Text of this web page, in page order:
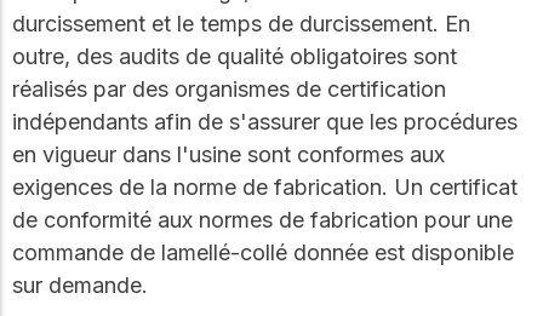
durcissement et le temps de durcissement. En
outre, des audits de qualité obligatoires sont
réalisés par des organismes de certification
indépendants afin de s'assurer que les procédures
en vigueur dans l'usine sont conformes aux
exigences de la norme de fabrication. Un certificat
de conformité aux normes de fabrication pour une
commande de lamellé-collé donnée est disponible
sur demande.